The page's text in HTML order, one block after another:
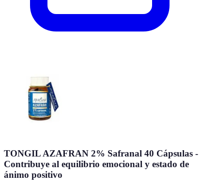
TONGIL AZAFRAN 2% Safranal 40 Cápsulas -
Contribuye al equilibrio emocional y estado de
ánimo positivo